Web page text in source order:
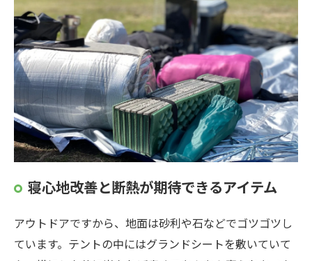
寝心地改善と断熱が期待できるアイテム
アウトドアですから、地面は砂利や石などでゴツゴツし
ています。テントの中にはグランドシートを敷いていて